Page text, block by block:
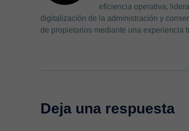
eficiencia operativa,
digitalización de la administración y
de propietarios mediante una experiencia
Deja una respuesta